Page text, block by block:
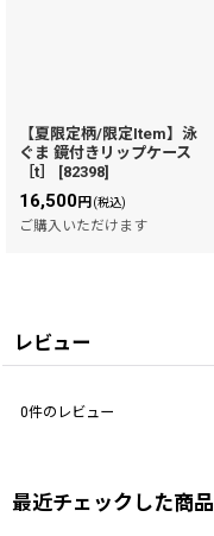
【夏限定柄/限定Item】泳
ぐま 鏡付きリップケース
［t］
[82398]
16,500円(税込)
ご購入いただけます
レビュー
0件のレビュー
最近チェックした商品